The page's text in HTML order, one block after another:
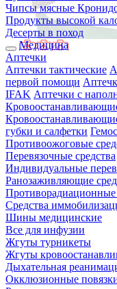
Чипсы мясные
Продукты высокой
Десерты в поход
Медицина
Аптечки
Аптечки тактические
первой помощи
IFAK Аптечки с
губки и салфетки
Противоожоговые
Перевязочные средства
Индивидуальные
Ранозаживляющие
Противорадиационные
Средства
Шины медицинские
Все для инфузии
Жгуты турникеты
Жгуты
Дыхательная
Окклюзионные